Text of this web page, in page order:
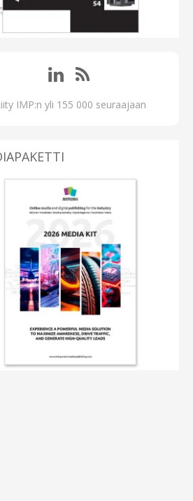
IMP:n yli 155 000 seuraajaan